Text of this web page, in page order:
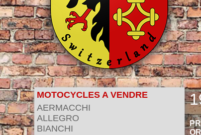
MOTOCYCLES A VENDRE
AERMACCHI
ALLEGRO
BIANCHI